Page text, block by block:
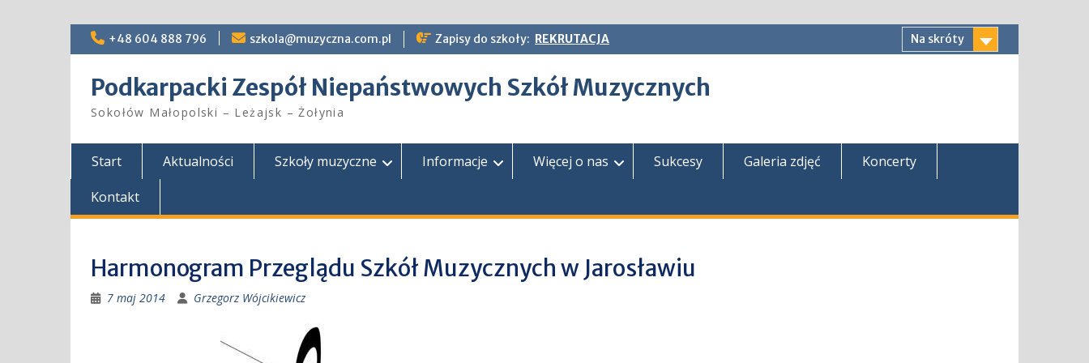
Skip
+48 604 888 796 szkola@muzyczna.com.pl Zapisy do szkoły: REKRUTACJA Na skróty
Podkarpacki Zespół Niepaństwowych Szkół Muzycznych
Sokołów Małopolski – Leżajsk – Żołynia
Start Aktualności Szkoły muzyczne Informacje Więcej o nas Sukcesy Galeria zdjęć
Koncerty
Kontakt
Harmonogram Przeglądu Szkół Muzycznych w Jarosławiu
7 maj 2014 Grzegorz Wójcikiewicz